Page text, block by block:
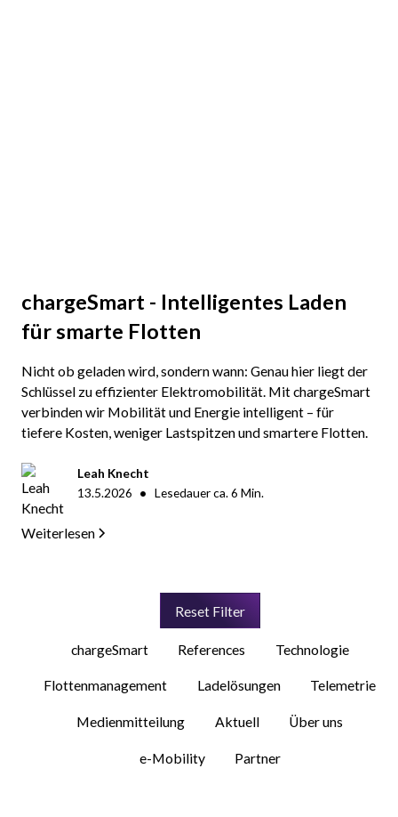
chargeSmart - Intelligentes Laden
für smarte Flotten
Nicht ob geladen wird, sondern wann: Genau hier liegt der
Schlüssel zu effizienter Elektromobilität. Mit chargeSmart
verbinden wir Mobilität und Energie intelligent – für
tiefere Kosten, weniger Lastspitzen und smartere Flotten.
Leah Knecht
13.5.2026 • Lesedauer ca.6 Min.
Weiterlesen
Reset Filter
chargeSmart References Technologie
Flottenmanagement Ladelösungen Telemetrie
Medienmitteilung Aktuell Über uns
e-Mobility Partner